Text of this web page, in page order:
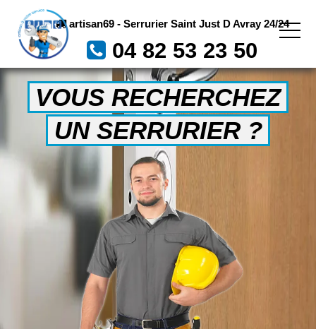
artisan69 - Serrurier Saint Just D Avray 24/24
04 82 53 23 50
VOUS RECHERCHEZ
UN SERRURIER ?